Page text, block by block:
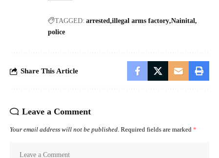
TAGGED: arrested illegal arms factory Nainital
police
Share This Article
Leave a Comment
Your email address will not be published. Required fields are marked *